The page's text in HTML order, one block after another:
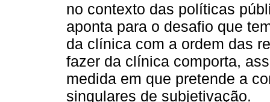
no contexto das políticas
aponta para o desafio que
da clínica com a ordem das
fazer da clínica comporta,
medida em que pretende a
singulares de subjetivação.